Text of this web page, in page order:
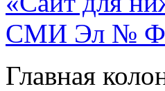
СМИ Эл №
Главная